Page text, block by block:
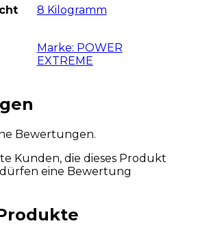
8 Kilogramm
Marke: POWER
EXTREME
Bewertungen.
Kunden, die dieses Produkt
eine Bewertung